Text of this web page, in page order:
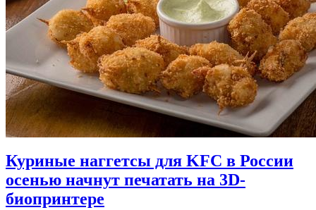
Куриные наггетсы для KFC в России
осенью начнут печатать на 3D-
биопринтере